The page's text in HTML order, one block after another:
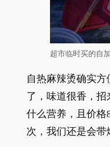
超市临时买的自
自热麻辣烫确实
了，味道很香，
什么营养，且价格
次，我们还是会带